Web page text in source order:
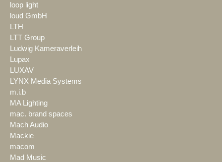
loop light
loud GmbH
LTH
LTT Group
Ludwig Kameraverleih
Lupax
LUXAV
LYNX Media Systems
m.i.b
MA Lighting
mac. brand spaces
Mach Audio
Mackie
macom
Mad Music